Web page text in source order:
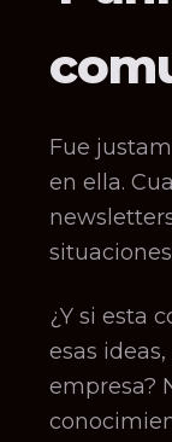
Fue
en ella.
¿Y si esta
esas
empresa?